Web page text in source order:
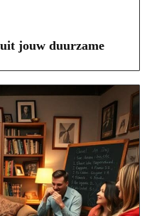
jouw duurzame